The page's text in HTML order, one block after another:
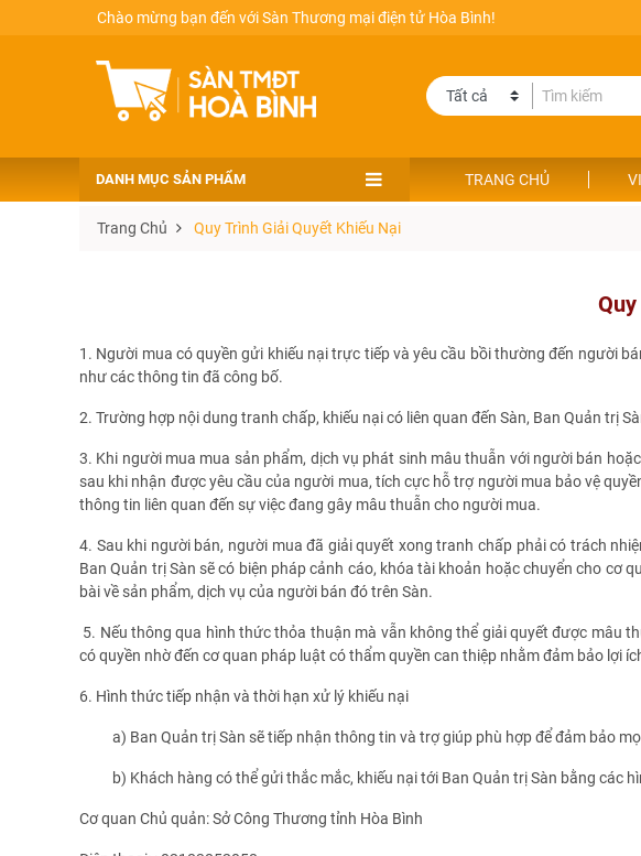
Chào mừng bạn đến với Sàn Thương mại điện tử Hòa Bình!
DANH MỤC SẢN PHẨM TRANG CHỦ
Trang Chủ Quy Trình Giải Quyết Khiếu Nại
1. Người mua có quyền gửi khiếu nại trực tiếp và yêu cầu bồi thường đến người
như các thông tin đã công bố.
2. Trường hợp nội dung tranh chấp, khiếu nại có liên quan đến Sàn, Ban Quản trị
3. Khi người mua mua sản phẩm, dịch vụ phát sinh mâu thuẫn với người bán
sau khi nhận được yêu cầu của người mua, tích cực hỗ trợ người mua bảo vệ
thông tin liên quan đến sự việc đang gây mâu thuẫn cho người mua.
4. Sau khi người bán, người mua đã giải quyết xong tranh chấp phải có trách
Ban Quản trị Sàn sẽ có biện pháp cảnh cáo, khóa tài khoản hoặc chuyển cho
bài về sản phẩm, dịch vụ của người bán đó trên Sàn.
5. Nếu thông qua hình thức thỏa thuận mà vẫn không thể giải quyết được mâu
có quyền nhờ đến cơ quan pháp luật có thẩm quyền can thiệp nhằm đảm bảo lợi
6. Hình thức tiếp nhận và thời hạn xử lý khiếu nại
a) Ban Quản trị Sàn sẽ tiếp nhận thông tin và trợ giúp phù hợp để đảm bảo
b) Khách hàng có thể gửi thắc mắc, khiếu nại tới Ban Quản trị Sàn bằng các
Cơ quan Chủ quản: Sở Công Thương tỉnh Hòa Bình